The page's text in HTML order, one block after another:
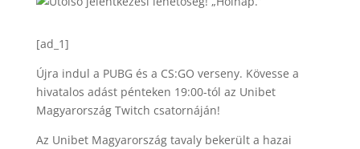
[ad_1]
Újra indul a PUBG és a CS:GO verseny. Kövesse a
hivatalos adást pénteken 19:00-tól az Unibet
Magyarország Twitch csatornáján!
Az Unibet Magyarország tavaly bekerült a hazai